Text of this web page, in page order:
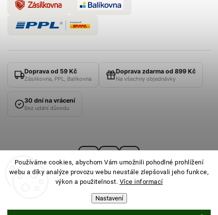
Používáme cookies, abychom Vám umožnili pohodlné prohlížení
webu a díky analýze provozu webu neustále zlepšovali jeho funkce,
výkon a použitelnost. Více informací
Nastavení
Doprava od 59 Kč
Zásilkovna, PPL, Balíkovna
Doprava zdarma od 899 Kč
Na všechny objednávky
30 dní na vrácení
Bez udání důvodu
PONOŽKOVNA· Všechna práva vyhrazena ·